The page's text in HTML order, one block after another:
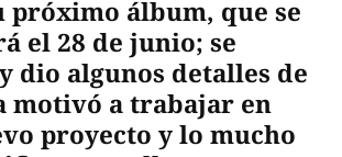
próximo álbum, que se
el 28 de junio; se
dio algunos detalles de
motivó a trabajar en
proyecto y lo mucho